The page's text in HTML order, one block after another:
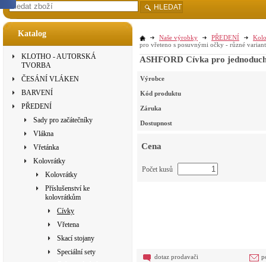
Katalog
KLOTHO - AUTORSKÁ
TVORBA
ČESÁNÍ VLÁKEN
BARVENÍ
PŘEDENÍ
Sady pro začátečníky
Vlákna
Vřetánka
Kolovrátky
Kolovrátky
Příslušenství ke
kolovrátkům
Cívky
Vřetena
Skací stojany
Speciální sety
Naše výrobky PŘEDENÍ
pro vřeteno s posuvnými očky - různé
ASHFORD Cívka pro
Výrobce
Kód produktu
Záruka
Dostupnost
Cena
Počet kusů
dotaz prodavači
HLEDAT